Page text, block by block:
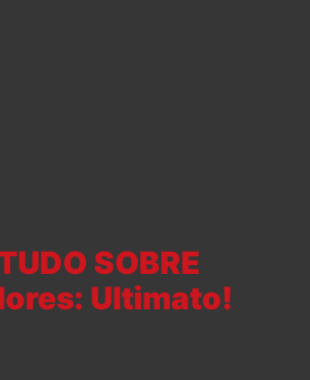
SOBRE
Ultimato!